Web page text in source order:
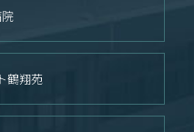
鶴翔苑